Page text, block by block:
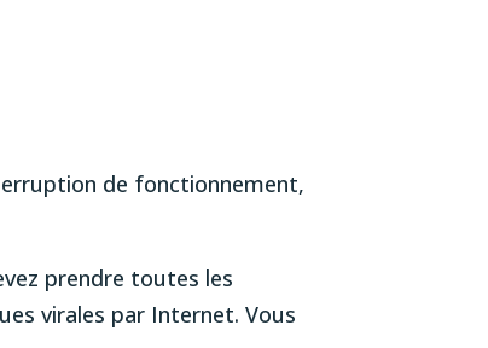
de fonctionnement,
prendre toutes les
virales par Internet. Vous